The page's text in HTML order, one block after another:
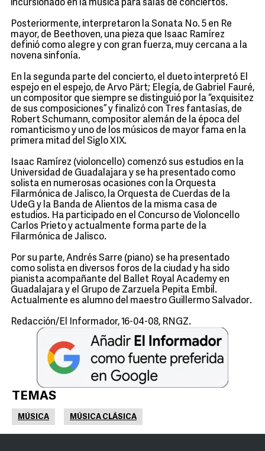
incursionado en la música para salas de conciertos.
Posteriormente, interpretaron la Sonata No. 5 en Re
mayor, de Beethoven, una pieza que Isaac Ramírez
definió como alegre y con gran fuerza, muy cercana a la
novena sinfonía.
En la segunda parte del concierto, el dueto interpretó El
espejo en el espejo, de Arvo Pärt; Elegía, de Gabriel Fauré,
un compositor que siempre se distinguió por la “exquisitez
de sus composiciones” y finalizó con Tres fantasías, de
Robert Schumann, compositor alemán de la época del
romanticismo y uno de los músicos de mayor fama en la
primera mitad del Siglo XIX.
Isaac Ramírez (violoncello) comenzó sus estudios en la
Universidad de Guadalajara y se ha presentado como
solista en numerosas ocasiones con la Orquesta
Filarmónica de Jalisco, la Orquesta de Cuerdas de la
UdeG y la Banda de Alientos de la misma casa de
estudios. Ha participado en el Concurso de Violoncello
Carlos Prieto y actualmente forma parte de la
Filarmónica de Jalisco.
Por su parte, Andrés Sarre (piano) se ha presentado
como solista en diversos foros de la ciudad y ha sido
pianista acompañante del Ballet Royal Academy en
Guadalajara y el Grupo de Zarzuela Pepita Embil.
Actualmente es alumno del maestro Guillermo Salvador.
Redacción/El Informador, 16-04-08, RNGZ.
TEMAS
MÚSICA MÚSICA CLÁSICA